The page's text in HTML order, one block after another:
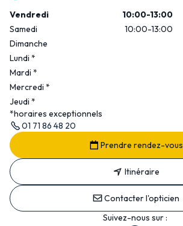
Vendredi
10:00-13:00
Samedi
10:00-13:00
Dimanche
Lundi *
Mardi *
Mercredi *
Jeudi *
*horaires exceptionnels
01 71 86 48 20
Prendre rendez-vous
Itinéraire
Contacter l'opticien
Suivez-nous sur :